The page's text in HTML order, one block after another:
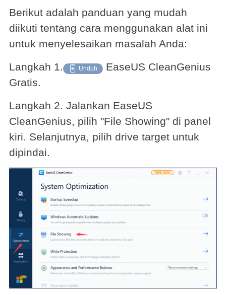
Berikut adalah panduan yang mudah
diikuti tentang cara menggunakan alat ini
untuk menyelesaikan masalah Anda:
Langkah 1.
 Unduh
EaseUS CleanGenius
Gratis.
Langkah 2. Jalankan EaseUS
CleanGenius, pilih "File Showing" di panel
kiri. Selanjutnya, pilih drive target untuk
dipindai.